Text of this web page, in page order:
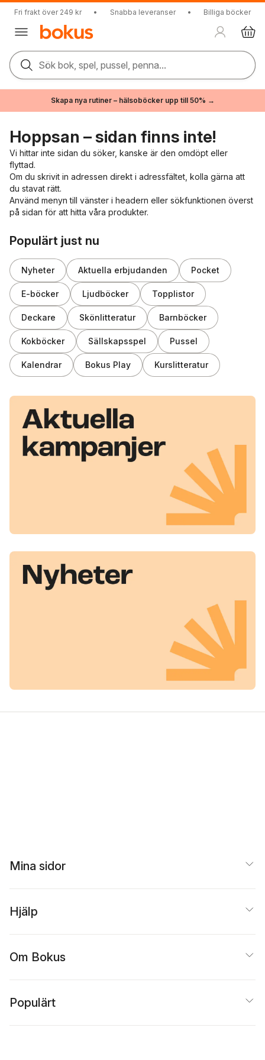
Fri frakt över 249 kr • Snabba leveranser • Billiga böcker
Sök bok, spel, pussel, penna...
Skapa nya rutiner – hälsoböcker upp till 50% →
Hoppsan – sidan finns inte!
Vi hittar inte sidan du söker, kanske är den omdöpt eller
flyttad.
Om du skrivit in adressen direkt i adressfältet, kolla gärna att
du stavat rätt.
Använd menyn till vänster i headern eller sökfunktionen överst
på sidan för att hitta våra produkter.
Populärt just nu
Nyheter Aktuella erbjudanden Pocket
E-böcker Ljudböcker Topplistor
Deckare Skönlitteratur Barnböcker
Kokböcker Sällskapsspel Pussel
Kalendrar Bokus Play Kurslitteratur
Mina sidor
Hjälp
Om Bokus
Populärt